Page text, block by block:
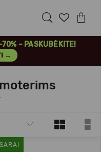
– PASKUBĖKITE!
→